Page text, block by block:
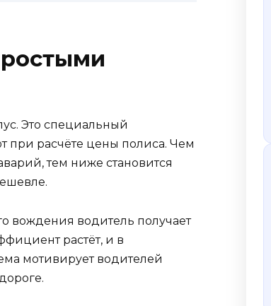
Это специальный
при расчёте цены полиса. Чем
тем ниже становится
вождения водитель получает
растёт, и в
мотивирует водителей